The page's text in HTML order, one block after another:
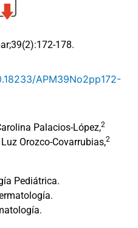
178.
APM39No2pp172-
Palacios-López,2
Luz Orozco-Covarrubias,2
Pediátrica.